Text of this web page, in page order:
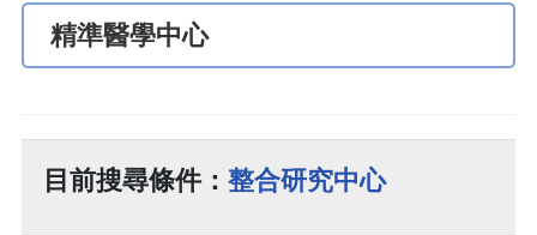
精準醫學中心
目前搜尋條件： 整合研究中心